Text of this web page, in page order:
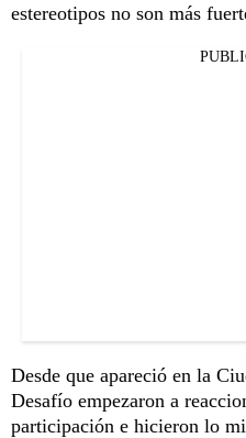
estereotipos no son más
Desde que apareció en la
Desafío empezaron a
participación e hicieron lo